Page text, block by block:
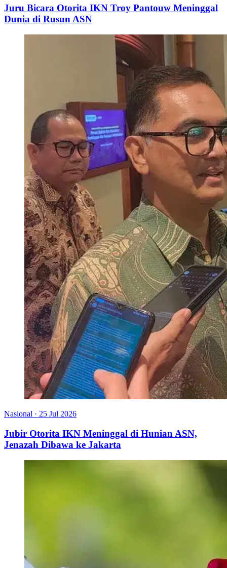
Juru Bicara Otorita IKN Troy Pantouw Meninggal
Dunia di Rusun ASN
Nasional · 25 Jul 2026
Jubir Otorita IKN Meninggal di Hunian ASN,
Jenazah Dibawa ke Jakarta